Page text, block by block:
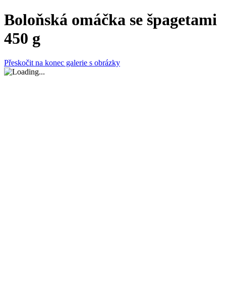
Boloňská omáčka se špagetami
450 g
Přeskočit na konec galerie s obrázky